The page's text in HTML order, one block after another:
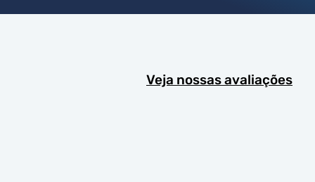
Veja nossas avaliações